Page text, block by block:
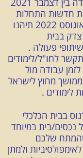
חדשות התחלות
והתפתחויות של תפקיד עשייה. יולי אוגוסט 2022 תיהנו
בבית
פעולה .
לחו"ל/לימודים
מה שיכול לזמן עבודה מול
מחוץ לישראל
לימודים .
בבית הכלכלי
בית במיוחד
שהמתח שלכם
ולמתן